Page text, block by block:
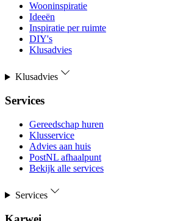
Wooninspiratie
Ideeën
Inspiratie per ruimte
DIY's
Klusadvies
Klusadvies
Services
Gereedschap huren
Klusservice
Advies aan huis
PostNL afhaalpunt
Bekijk alle services
Services